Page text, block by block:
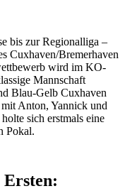
bis zur Regionalliga –
Cuxhaven/Bremerhaven
wird im KO-
Mannschaft
Blau-Gelb Cuxhaven
Anton, Yannick und
sich erstmals eine
Pokal.
Ersten: